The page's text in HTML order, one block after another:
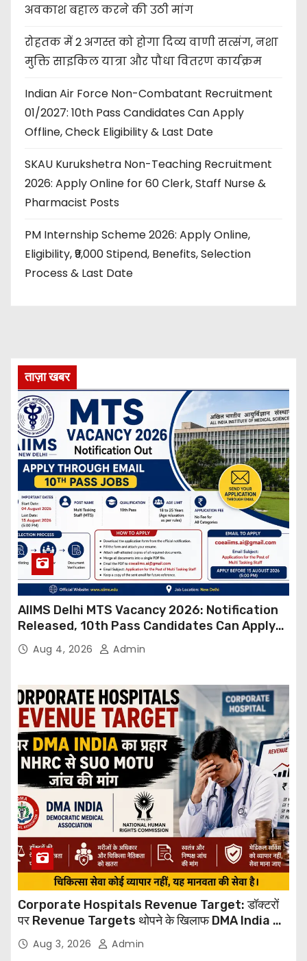
अवकाश बहाल करने की उठी मांग
रोहतक में 2 अगस्त को होगा दिव्य वाणी सत्संग, नशा
मुक्ति साइकिल यात्रा और पौधा वितरण कार्यक्रम
Indian Air Force Non-Combatant Recruitment
01/2027: 10th Pass Candidates Can Apply
Offline, Check Eligibility & Last Date
SKAU Kurukshetra Non-Teaching Recruitment
2026: Apply Online for 60 Clerk, Staff Nurse &
Pharmacist Posts
PM Internship Scheme 2026: Apply Online,
Eligibility, ₹9,000 Stipend, Benefits, Selection
Process & Last Date
ताज़ा खबर
AIIMS Delhi MTS Vacancy 2026: Notification
Released, 10th Pass Candidates Can Apply
Through Email
Aug 4, 2026 Admin
Corporate Hospitals Revenue Target: डॉक्टरों
पर Revenue Targets थोपने के खिलाफ DMA India का
बड़ा कदम, NHRC से Suo Motu जांच की मांग
Aug 3, 2026 Admin